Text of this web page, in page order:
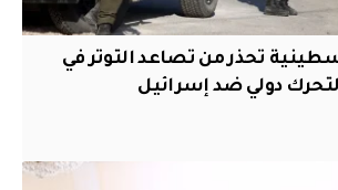
تحذر من تصاعد التوتر في
دولي ضد إسرائيل